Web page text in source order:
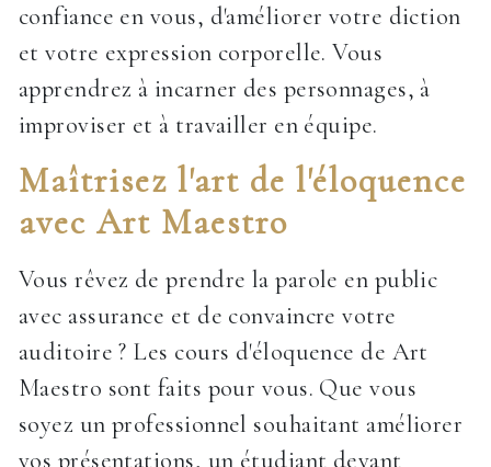
confiance en vous, d'améliorer votre diction
et votre expression corporelle. Vous
apprendrez à incarner des personnages, à
improviser et à travailler en équipe.
Maîtrisez l'art de l'éloquence
avec Art Maestro
Vous rêvez de prendre la parole en public
avec assurance et de convaincre votre
auditoire ? Les cours d'éloquence de Art
Maestro sont faits pour vous. Que vous
soyez un professionnel souhaitant améliorer
vos présentations, un étudiant devant